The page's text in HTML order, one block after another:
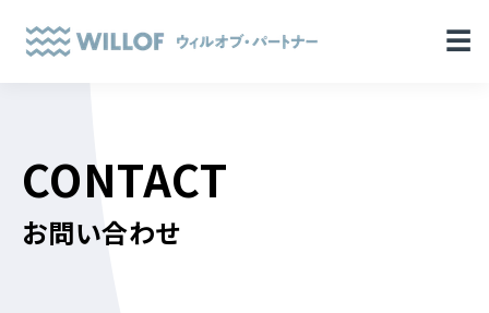
☰
CONTACT
お問い合わせ